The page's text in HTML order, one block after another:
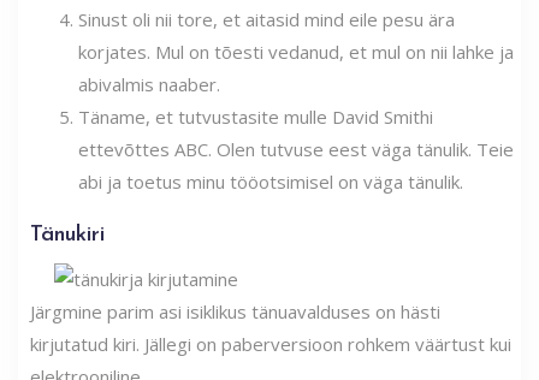
Sinust oli nii tore, et aitasid mind eile pesu ära
korjates. Mul on tõesti vedanud, et mul on nii lahke ja
abivalmis naaber.
Täname, et tutvustasite mulle David Smithi
ettevõttes ABC. Olen tutvuse eest väga tänulik. Teie
abi ja toetus minu tööotsimisel on väga tänulik.
Tänukiri
Järgmine parim asi isiklikus tänuavalduses on hästi
kirjutatud kiri. Jällegi on paberversioon rohkem väärtust kui